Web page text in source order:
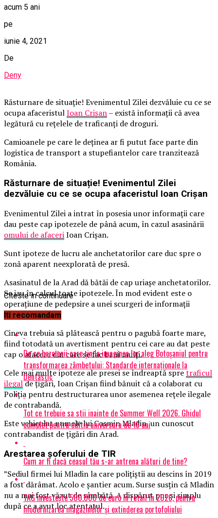
acum 5 ani
pe
iunie 4, 2021
De
Deny
Răsturnare de situație! Evenimentul Zilei dezvăluie cu ce se
ocupa afaceristulIoan Crișan– există informații că avea
legătură cu rețelele de traficanți de droguri.
Camioanele pe care le deținea ar fi putut face parte din
logistica de transport a stupefiantelor care tranzitează
România.
Răsturnare de situație! Evenimentul Zilei
dezvăluie cu ce se ocupa afaceristul Ioan Crișan
Evenimentul Zilei a intrat în posesia unor informații care
dau peste cap ipotezele de până acum, în cazul asasinării
omului de afaceriIoan Crișan.
Sunt ipoteze de lucru ale anchetatorilor care duc spre o
zonă aparent neexplorată de presă.
Asasinatul de la Arad dă bătăi de cap uriașe anchetatorilor.
Se iau în calcul toate ipotezele. În mod evident este o
operațiune de pedepsire a unei scurgeri de informații
puternice.
Cineva trebuia să plătească pentru o pagubă foarte mare,
fiind totodată un avertisment pentru cei care au dat peste
cap o afacere din care se fac bani mulți.
Cele mai multe ipoteze ale presei se îndreaptă spretraficul
ilegalde țigări, Ioan Crișan fiind bănuit că a colaborat cu
Poliția pentru destructurarea unor asemenea rețele ilegale
de contrabandă.
Este vehiculat numele lui Cosmin Mladin, un cunoscut
contrabandist de țigări din Arad.
Arestarea șoferului de TIR
”Sediul firmei lui Mladin la care polițiștii au descins în 2019
a fost dărâmat. Acolo e șantier acum. Surse susțin că Mladin
nu a mai fost văzut de sâmbătă. A dispărut pur și simplu
după ce a avut loc atentatul.
Citeste in continuare
Iti recomandam
De ce buzoienii care țin la imaginea lor aleg Botoșaniul pentru
transformarea zâmbetului: Standarde internaționale la
Dentastic
Tot ce trebuie sa stii inainte de Summer Well 2026. Ghidul
complet pentru editia aniversara de 15 ani
Cum ar fi dacă ceasul tău s-ar antrena alături de tine?
TAG investește 500.000 de euro în retail în 2026, pentru
modernizarea magazinelor și extinderea portofoliului